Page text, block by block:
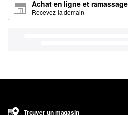
Achat en ligne et ramassage
Recevez-la demain
Trouver un magasin